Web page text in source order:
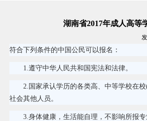
湖南省2017年成人高等
符合下列条件的中国公民可以报名：
1.遵守中华人民共和国宪法和法律。
2.国家承认学历的各类高、中等学校在
社会其他人员。
3.身体健康，生活能自理，不影响所报专